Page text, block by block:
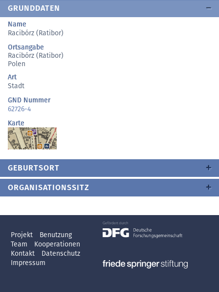
GRUNDDATEN
Name
Racibórz (Ratibor)
Ortsangabe
Racibórz (Ratibor)
Polen
Art
Stadt
GND Nummer
62726-4
Karte
GEBURTSORT
ORGANISATIONSSITZ
Projekt
Benutzung
Team
Kooperationen
Kontakt
Datenschutz
Impressum